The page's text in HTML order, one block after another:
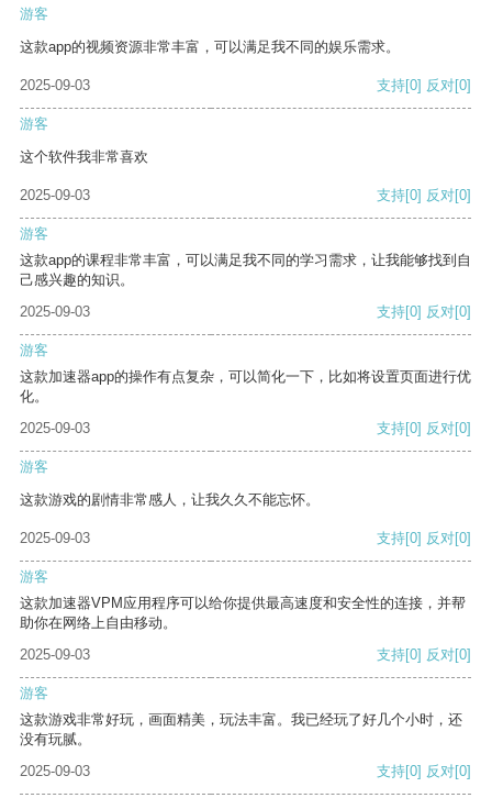
游客
这款app的视频资源非常丰富，可以满足我不同的娱乐需求。
2025-09-03 支持[0] 反对[0]
游客
这个软件我非常喜欢
2025-09-03 支持[0] 反对[0]
游客
这款app的课程非常丰富，可以满足我不同的学习需求，让我能够找到自
己感兴趣的知识。
2025-09-03
支持[0] 反对[0]
游客
这款加速器app的操作有点复杂，可以简化一下，比如将设置页面进行优
化。
2025-09-03
支持[0] 反对[0]
游客
这款游戏的剧情非常感人，让我久久不能忘怀。
2025-09-03 支持[0] 反对[0]
游客
这款加速器VPM应用程序可以给你提供最高速度和安全性的连接，并帮
助你在网络上自由移动。
2025-09-03
支持[0] 反对[0]
游客
这款游戏非常好玩，画面精美，玩法丰富。我已经玩了好几个小时，还
没有玩腻。
2025-09-03
支持[0] 反对[0]